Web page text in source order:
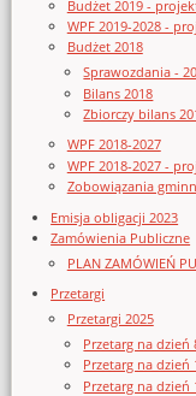
Budżet 2019 -
WPF 2019-2028 -
Budżet 2018
Sprawozdania -
Bilans 2018
Zbiorczy bilans
WPF 2018-2027
WPF 2018-2027 -
Zobowiązania
Emisja obligacji 2023
Zamówienia Publiczne
PLAN ZAMÓWIEŃ
Przetargi
Przetargi 2025
Przetarg na dzień
Przetarg na dzień
Przetarg na dzień